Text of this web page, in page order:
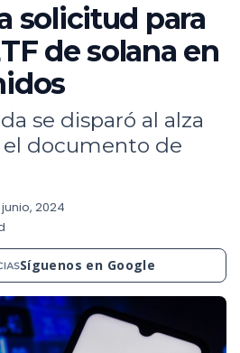
solicitud para
de solana en
se disparó al alza
el documento de
2024
Síguenos en Google